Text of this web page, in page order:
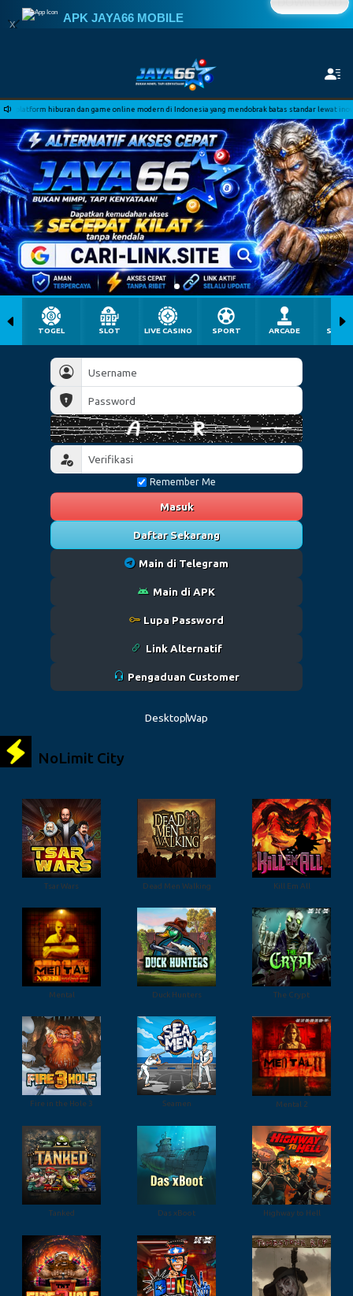
APK JAYA66 MOBILE
x
dan game online modern di Indonesia yang mendobrak batas standar lewat inovasi akses
Remember Me
Masuk
Daftar Sekarang
Main di Telegram
Main di APK
Lupa Password
Link Alternatif
Pengaduan Customer
TOGEL SLOT LIVE CASINO SPORT ARCADE
DesktopWap
NoLimit City
Tsar Wars Dead Men Walking Kill Em All
Mental Duck Hunters The Crypt
Fire in the Hole 3 Seamen Mental 2
Tanked Das xBoot Highway to Hell